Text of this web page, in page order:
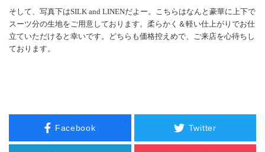
そして、写真下はSILK and LINENだよ ー。こちらはなんと豪華に上下で
スーツ分の生地をご用意しております。柔らかく＆軽い仕上がりでお仕
立ていただけると幸いです。どちらも価格控えめで、ご来店を心待ちし
ております。
Facebook Twitter